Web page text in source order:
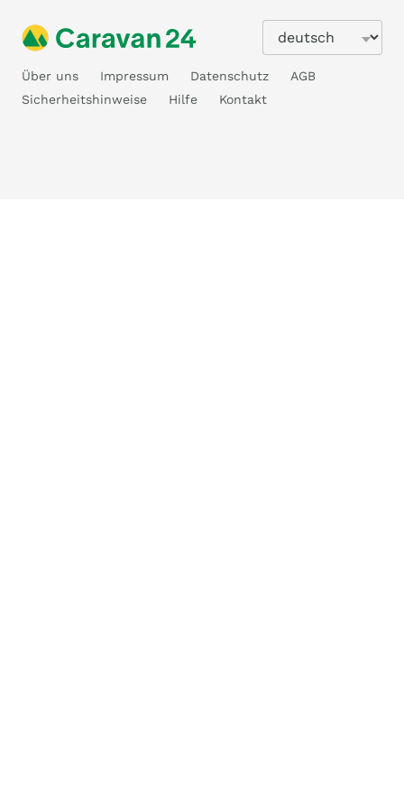
Über uns Impressum Datenschutz
AGB
Sicherheitshinweise
Hilfe Kontakt